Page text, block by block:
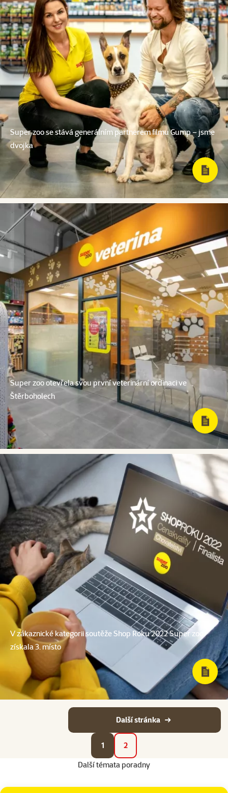
Super zoo se stává generálním partnerem filmu Gump – jsme
dvojka
Super zoo otevřela svou první veterinární ordinaci ve
Štěrboholech
V zákaznické kategorii soutěže Shop Roku 2022 Super zoo
získala 3. místo
1 2
Další stránka
Další témata poradny